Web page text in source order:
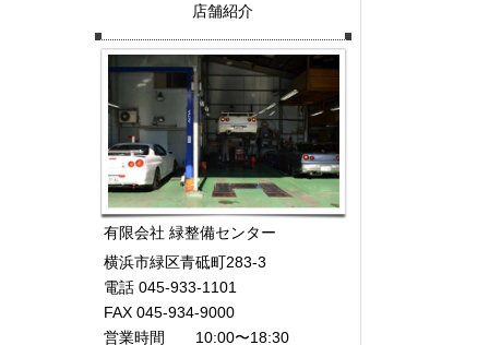
店舗紹介
有限会社 緑整備センター
横浜市緑区青砥町283-3
電話 045-933-1101
FAX 045-934-9000
営業時間 10:00〜18:30